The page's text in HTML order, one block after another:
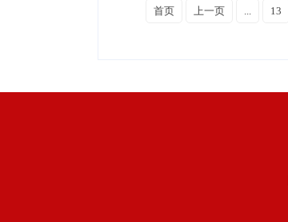
首页 上一页 ... 13